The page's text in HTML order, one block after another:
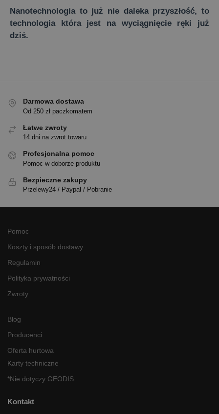
Nanotechnologia to już nie daleka przyszłość, to
technologia która jest na wyciągnięcie ręki już
dziś.
Darmowa dostawa
Od 250 zł paczkomatem
Łatwe zwroty
14 dni na zwrot towaru
Profesjonalna pomoc
Pomoc w doborze produktu
Bezpieczne zakupy
Przelewy24 / Paypal / Pobranie
Pomoc
Koszty i sposób dostawy
Regulamin
Polityka prywatności
Zwroty
Blog
Producenci
Oferta hurtowa
Karty techniczne
*Nie dotyczy GEODIS
Kontakt